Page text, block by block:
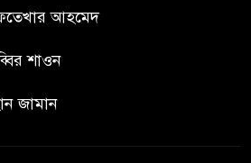
ছাড়লেন ১১ দলের নেতারা
আহমেদ
শাওন
জামান